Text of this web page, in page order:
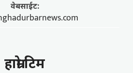
वेबसाईट:
हाम्राे टिम